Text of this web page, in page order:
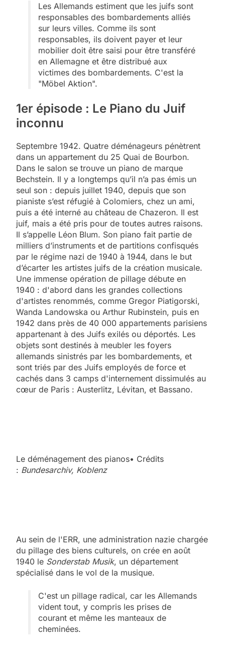
Les Allemands estiment que les juifs sont
responsables des bombardements alliés
sur leurs villes. Comme ils sont
responsables, ils doivent payer et leur
mobilier doit être saisi pour être transféré
en Allemagne et être distribué aux
victimes des bombardements. C'est la
"Möbel Aktion".
1er épisode : Le Piano du Juif
inconnu
Septembre 1942. Quatre déménageurs pénètrent
dans un appartement du 25 Quai de Bourbon.
Dans le salon se trouve un piano de marque
Bechstein. Il y a longtemps qu’il n’a pas émis un
seul son : depuis juillet 1940, depuis que son
pianiste s’est réfugié à Colomiers, chez un ami,
puis a été interné au château de Chazeron. Il est
juif, mais a été pris pour de toutes autres raisons.
Il s’appelle Léon Blum. Son piano fait partie de
milliers d’instruments et de partitions confisqués
par le régime nazi de 1940 à 1944, dans le but
d’écarter les artistes juifs de la création musicale.
Une immense opération de pillage débute en
1940 : d'abord dans les grandes collections
d'artistes renommés, comme Gregor Piatigorski,
Wanda Landowska ou Arthur Rubinstein, puis en
1942 dans près de 40 000 appartements parisiens
appartenant à des Juifs exilés ou déportés. Les
objets sont destinés à meubler les foyers
allemands sinistrés par les bombardements, et
sont triés par des Juifs employés de force et
cachés dans 3 camps d'internement dissimulés au
cœur de Paris : Austerlitz, Lévitan, et Bassano.
Le déménagement des pianos• Crédits
: Bundesarchiv, Koblenz
Au sein de l'ERR, une administration nazie chargée
du pillage des biens culturels, on crée en août
1940 le Sonderstab Musik, un département
spécialisé dans le vol de la musique.
C'est un pillage radical, car les Allemands
vident tout, y compris les prises de
courant et même les manteaux de
cheminées.